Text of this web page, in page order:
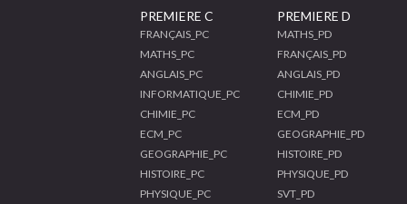
PREMIERE C
FRANÇAIS_PC
MATHS_PC
ANGLAIS_PC
INFORMATIQUE_PC
CHIMIE_PC
ECM_PC
GEOGRAPHIE_PC
HISTOIRE_PC
PHYSIQUE_PC
PREMIERE D
MATHS_PD
FRANÇAIS_PD
ANGLAIS_PD
CHIMIE_PD
ECM_PD
GEOGRAPHIE_PD
HISTOIRE_PD
PHYSIQUE_PD
SVT_PD